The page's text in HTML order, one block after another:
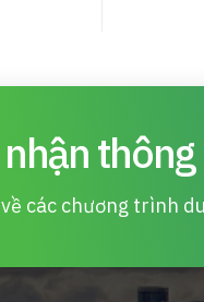
các chương trình